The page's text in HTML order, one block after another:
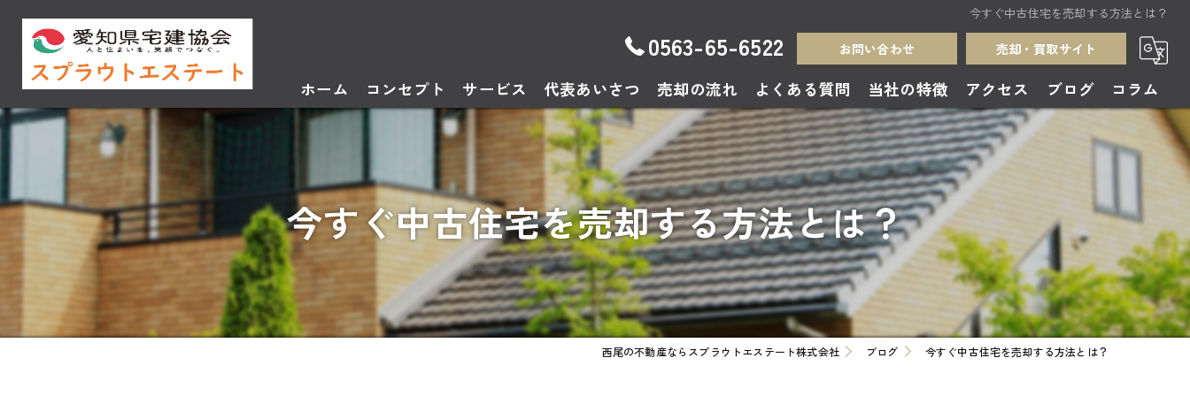
今すぐ中古住宅を売却する方法とは？
0563-65-6522 お問い合わせ 売却・買取サイト
ホーム コンセプト サービス 代表あいさつ 売却の流れ よくある質問 当社の特徴
売却
買取
中古住宅
無料査定
土地
アクセス ブログ コラム
今すぐ中古住宅を売却する方法とは？
西尾の不動産ならスプラウトエステート株式会社 ブログ 今すぐ中古住宅を売却する方法とは？